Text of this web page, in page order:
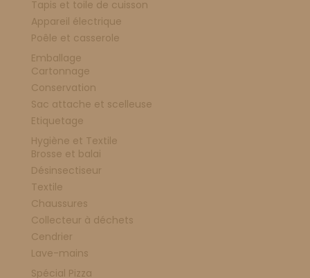
Tapis et toile de cuisson
Appareil électrique
Poêle et casserole
Emballage
Cartonnage
Conservation
Sac attache et scelleuse
Etiquetage
Hygiène et Textile
Brosse et balai
Désinsectiseur
Textile
Chaussures
Collecteur à déchets
Cendrier
Lave-mains
Spécial Pizza